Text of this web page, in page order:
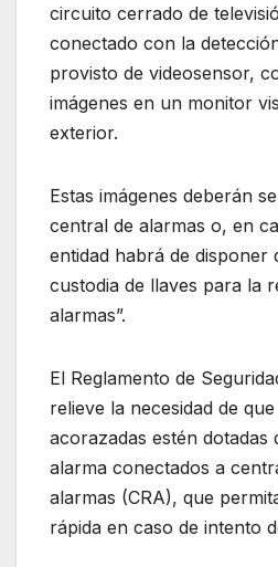
circuito cerrado de
conectado con la
provisto de videosensor,
imágenes en un monitor
exterior.
Estas imágenes deberán
central de alarmas o, en
entidad habrá de disponer
custodia de llaves para la
alarmas”.
El Reglamento de
relieve la necesidad de
acorazadas estén dotadas
alarma conectados a
alarmas (CRA), que
rápida en caso de intento